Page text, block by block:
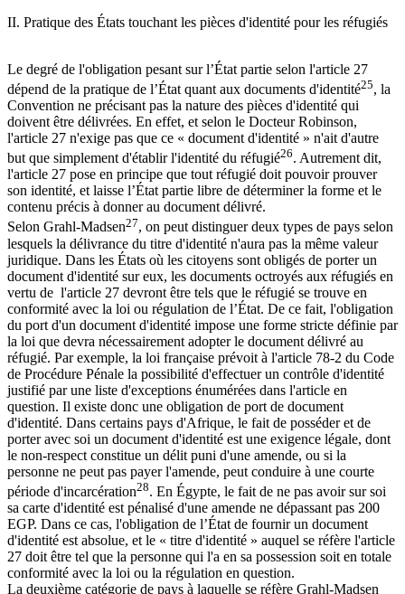
II. Pratique des États touchant les pièces d'identité pour les réfugiés
Le degré de l'obligation pesant sur l’État partie selon l'article 27
dépend de la pratique de l’État quant aux documents d'identité25, la
Convention ne précisant pas la nature des pièces d'identité qui
doivent être délivrées. En effet, et selon le Docteur Robinson,
l'article 27 n'exige pas que ce « document d'identité » n'ait d'autre
but que simplement d'établir l'identité du réfugié26. Autrement dit,
l'article 27 pose en principe que tout réfugié doit pouvoir prouver
son identité, et laisse l’État partie libre de déterminer la forme et le
contenu précis à donner au document délivré.
Selon Grahl-Madsen27, on peut distinguer deux types de pays selon
lesquels la délivrance du titre d'identité n'aura pas la même valeur
juridique. Dans les États où les citoyens sont obligés de porter un
document d'identité sur eux, les documents octroyés aux réfugiés en
vertu de l'article 27 devront être tels que le réfugié se trouve en
conformité avec la loi ou régulation de l’État. De ce fait, l'obligation
du port d'un document d'identité impose une forme stricte définie par
la loi que devra nécessairement adopter le document délivré au
réfugié. Par exemple, la loi française prévoit à l'article 78-2 du Code
de Procédure Pénale la possibilité d'effectuer un contrôle d'identité
justifié par une liste d'exceptions énumérées dans l'article en
question. Il existe donc une obligation de port de document
d'identité. Dans certains pays d'Afrique, le fait de posséder et de
porter avec soi un document d'identité est une exigence légale, dont
le non-respect constitue un délit puni d'une amende, ou si la
personne ne peut pas payer l'amende, peut conduire à une courte
période d'incarcération28. En Égypte, le fait de ne pas avoir sur soi
sa carte d'identité est pénalisé d'une amende ne dépassant pas 200
EGP. Dans ce cas, l'obligation de l’État de fournir un document
d'identité est absolue, et le « titre d'identité » auquel se réfère l'article
27 doit être tel que la personne qui l'a en sa possession soit en totale
conformité avec la loi ou la régulation en question.
La deuxième catégorie de pays à laquelle se réfère Grahl-Madsen